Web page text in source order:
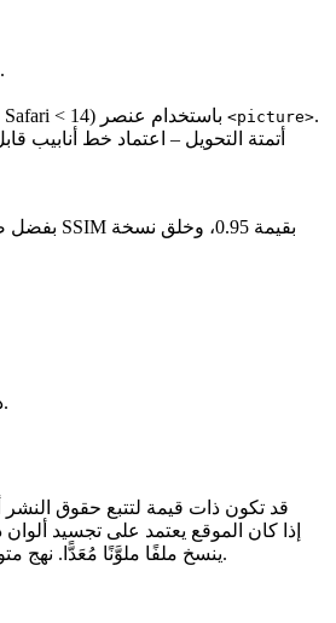
– جمع جميع الصور الموجهة للويب، مع ملاحظة الدقة، حجم العرض المقصود، وأي ميزات مطلوبة (مثل الشفافية أو الرسوم المتحركة).
<picture>.
أتمتة التحويل
تضمن هذه الطريقة أن المتصفحات القادرة على فك شفرة AVIF تستلم الملف الأصغر، بينما تتراجع المتصفحات الأخرى بأناقة إلى JPEG دون تدخل يدوي من المستخدم.
ينسخ ملفًا ملوَّنًا مُعَدًّا. نهج متوازن يُبقي الملف التعريفي الضروري ويُزيل البقية، ما ينتج ملفًا أنحف دون التأثير على الدقة البصرية.